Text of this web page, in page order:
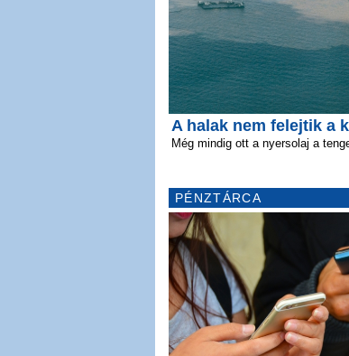
A halak nem felejtik a
Még mindig ott a nyersolaj a
PÉNZTÁRCA